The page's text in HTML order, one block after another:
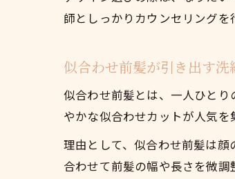
師としっかりカウンセリングを
似合わせ前髪が引き出す洗
似合わせ前髪とは、一人ひと
やかな似合わせカットが人気を
理由として、似合わせ前髪は
合わせて前髪の幅や長さを微